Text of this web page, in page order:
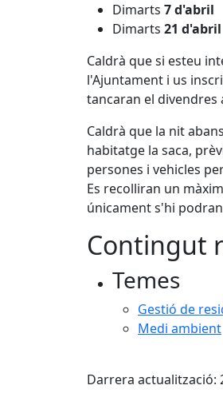
Dimarts 7 d'abril
Dimarts 21 d'abril
Caldrà que si esteu
l'Ajuntament i us
tancaran el divendres
Caldrà que la nit
habitatge la saca,
persones i vehicles
Es recolliran un
únicament s'hi
Contingut
Temes
Gestió de
Medi ambient
Darrera actualització: